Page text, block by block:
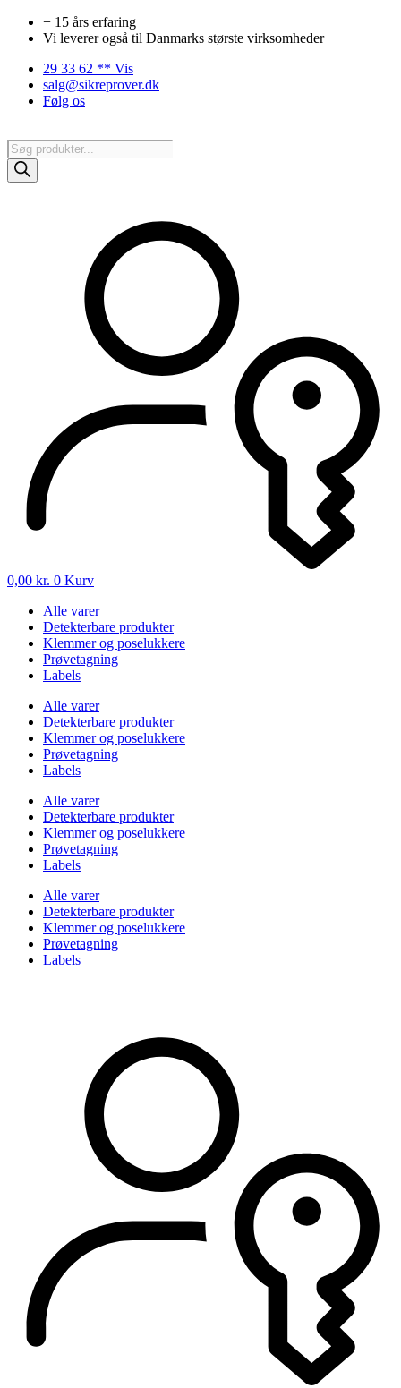
Videre+ 15 års erfaring
Vi leverer også til Danmarks største virksomheder
29 33 62 ** Vis
salg@sikreprover.dk
Følg os
Products
search
0,00 kr. 0 Kurv
Alle varer
Detekterbare produkter
Klemmer og poselukkere
Prøvetagning
Labels
Alle varer
Detekterbare produkter
Klemmer og poselukkere
Prøvetagning
Labels
Alle varer
Detekterbare produkter
Klemmer og poselukkere
Prøvetagning
Labels
Alle varer
Detekterbare produkter
Klemmer og poselukkere
Prøvetagning
Labels